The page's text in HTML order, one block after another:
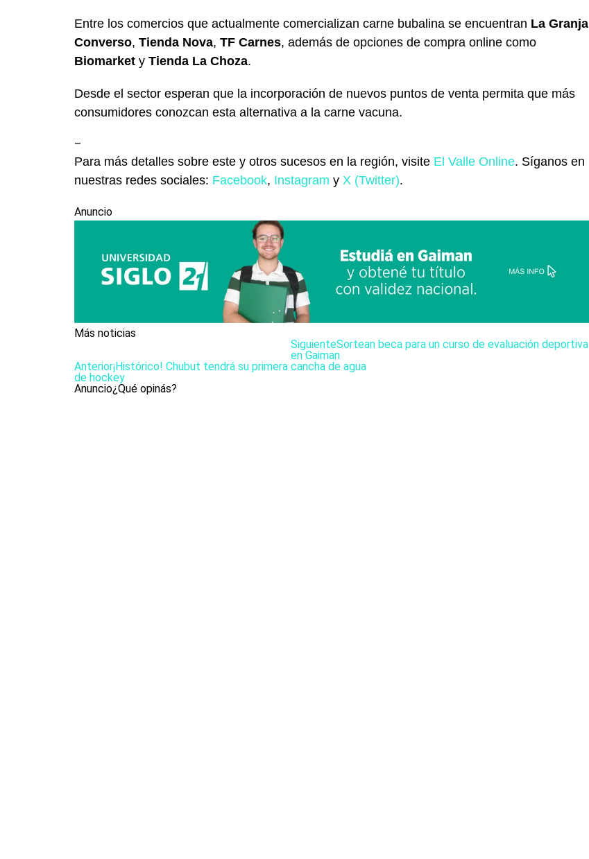
Entre los comercios que actualmente comercializan carne bubalina se encuentran La Granja
Converso, Tienda Nova, TF Carnes, además de opciones de compra online como
Biomarket y Tienda La Choza.
Desde el sector esperan que la incorporación de nuevos puntos de venta permita que más
consumidores conozcan esta alternativa a la carne vacuna.
–
Para más detalles sobre este y otros sucesos en la región, visite El Valle Online. Síganos en
nuestras redes sociales: Facebook, Instagram y X (Twitter).
Anuncio
Más noticias
SiguienteSortean beca para un curso de evaluación deportiva
en Gaiman
Anterior¡Histórico! Chubut tendrá su primera cancha de agua
de hockey
Anuncio¿Qué opinás?